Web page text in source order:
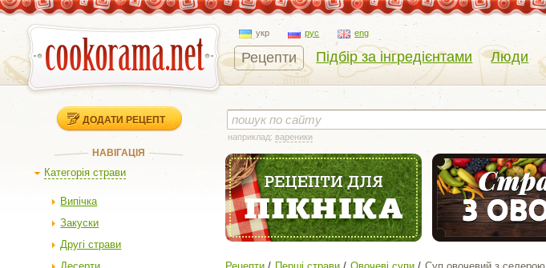
укр рус eng
Рецепти Підбір за інгредієнтами Люди
ДОДАТИ РЕЦЕПТ
НАВІГАЦІЯ
Категорія страви
Випічка
Закуски
Другі страви
наприклад: вареники